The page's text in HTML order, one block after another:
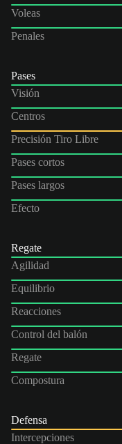
Voleas
Penales
Pases
Visión
Centros
Precisión Tiro Libre
Pases cortos
Pases largos
Efecto
Regate
Agilidad
Equilibrio
Reacciones
Control del balón
Regate
Compostura
Defensa
Intercepciones